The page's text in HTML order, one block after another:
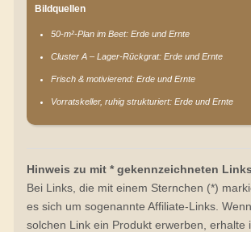
Bildquellen
50-m²-Plan im Beet: Erde und Ernte
Cluster A – Lager-Rückgrat: Erde und Ernte
Frisch & motivierend: Erde und Ernte
Vorratskeller, ruhig strukturiert: Erde und Ernte
Hinweis zu mit * gekennzeichneten Links
Bei Links, die mit einem Sternchen (*)
es sich um sogenannte Affiliate-Links.
solchen Link ein Produkt erwerben, erhalte